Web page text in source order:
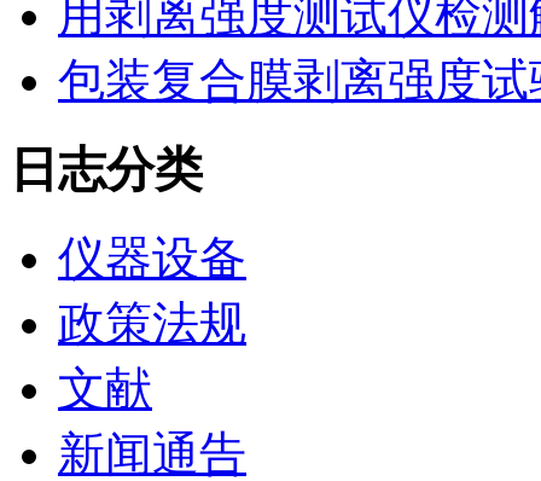
用剥离强度测试仪检
包装复合膜剥离强度
日志分类
仪器设备
政策法规
文献
新闻通告